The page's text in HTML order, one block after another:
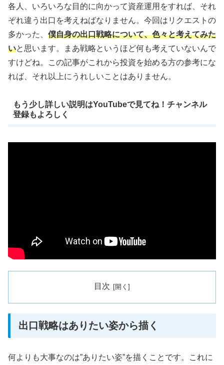
各人、いろいろな目的に向かって資産運用をすれば、それ
ぞれ違う出口を考えねばなりません。今回はリクエストの
多かった、 僕自身の出口戦略について、色々と考えてみた
いと思います。まあ戦略というほど何も考えていないんで
すけどね。この記事がこれから投資を始める方の参考にな
れば、それ以上にうれしいことはありません。
もう少し詳しい説明はYouTubeで見てね！チャンネル
登録もよろしく
目次
出口戦略はありたい姿から描く
何よりも大事なのは”ありたい姿”を描くことです。これに